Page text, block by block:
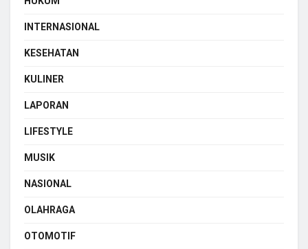
INTERNASIONAL
KESEHATAN
KULINER
LAPORAN
LIFESTYLE
MUSIK
NASIONAL
OLAHRAGA
OTOMOTIF